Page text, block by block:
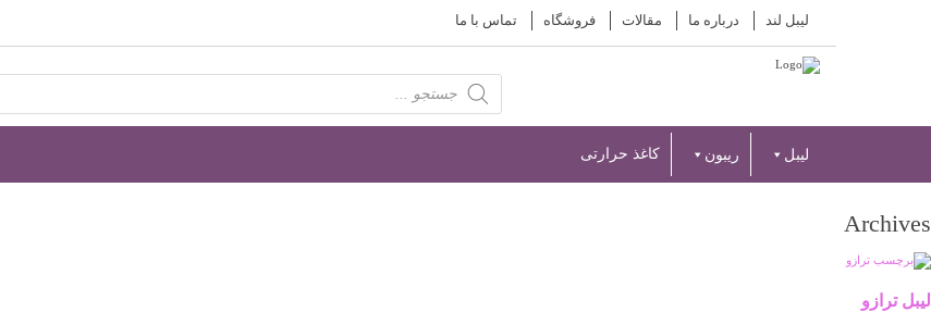
لیبل لند درباره ما مقالات فروشگاه تماس با ما
Products
search
لیبل ریبون کاغذ حرارتی
Archives
لیبل ترازو